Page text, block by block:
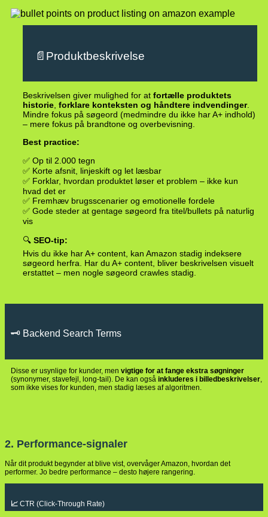
📄Produktbeskrivelse
Beskrivelsen giver mulighed for at fortælle produktets
historie forklare konteksten og håndtere indvendinger.
Mindre fokus på søgeord (medmindre du ikke har A+ indhold)
– mere fokus på brandtone og overbevisning.
Best practice:
✅ Op til 2.000 tegn
✅ Korte afsnit, linjeskift og let læsbar
✅ Forklar, hvordan produktet løser et problem – ikke kun
hvad det er
✅ Fremhæv brugsscenarier og emotionelle fordele
✅ Gode steder at gentage søgeord fra titel/bullets på naturlig
vis
🔍 SEO-tip:
Hvis du ikke har A+ content, kan Amazon stadig indeksere
søgeord herfra. Har du A+ content, bliver beskrivelsen visuelt
erstattet – men nogle søgeord crawles stadig.
🗝️ Backend Search Terms
Disse er usynlige for kunder, men vigtige for at fange ekstra søgninger
(synonymer, stavefejl, long-tail). De kan også inkluderes i billedbeskrivelser,
som ikke vises for kunden, men stadig læses af algoritmen.
2. Performance-signaler
Når dit produkt begynder at blive vist, overvåger Amazon, hvordan det
performer. Jo bedre performance – desto højere rangering.
📈 CTR (Click-Through Rate)